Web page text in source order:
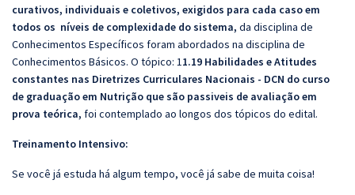
curativos, individuais e coletivos, exigidos para cada caso em
todos os níveis de complexidade do sistema, da disciplina de
Conhecimentos Específicos foram abordados na disciplina de
Conhecimentos Básicos. O tópico: 11.19 Habilidades e Atitudes
constantes nas Diretrizes Curriculares Nacionais - DCN do curso
de graduação em Nutrição que são passiveis de avaliação em
prova teórica, foi contemplado ao longos dos tópicos do edital.
Treinamento Intensivo:
Se você já estuda há algum tempo, você já sabe de muita coisa!